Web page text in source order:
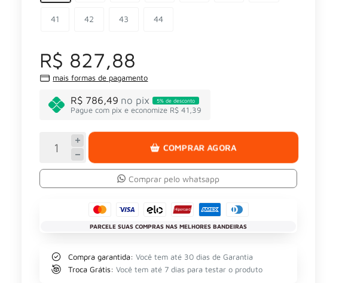
41 42 43 44
R$ 827,88
mais formas de pagamento
R$ 786,49 no pix 5% de desconto
Pague com pix e economize R$ 41,39
COMPRAR AGORA
Comprar pelo whatsapp
PARCELE SUAS COMPRAS NAS MELHORES BANDEIRAS
Compra garantida: Você tem até 30 dias de Garantia
Troca Grátis: Você tem até 7 dias para testar o produto